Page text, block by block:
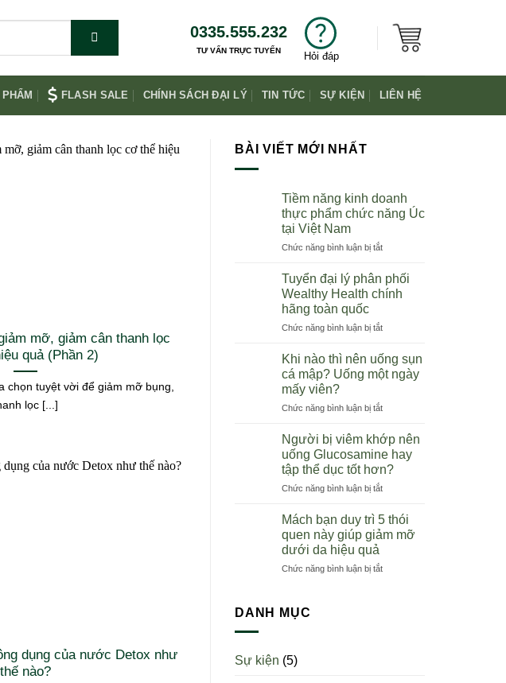
0335.555.232
TƯ VẤN TRỰC TUYẾN Hỏi đáp
FLASH SALE CHÍNH SÁCH ĐẠI LÝ TIN TỨC SỰ KIỆN LIÊN HỆ
mỡ, giảm cân thanh lọc
quả (Phần 2)
chọn tuyệt vời để giảm mỡ bụng,
lọc [...]
dụng của nước Detox như
thế nào?
BÀI VIẾT MỚI NHẤT
Tiềm năng kinh doanh
thực phẩm chức năng Úc
tại Việt Nam
Chức năng bình luận bị tắtở
năng
kinh
doanh
phẩm
năng
Úc
tại
Nam
Tuyển đại lý phân phối
Wealthy Health chính
hãng toàn quốc
Chức năng bình luận bị tắtở
đại
lý
phân
Wealthy
chính
hãng
toàn
quốc
Khi nào thì nên uống sụn
cá mập? Uống một ngày
mấy viên?
Chức năng bình luận bị tắtở
nào
thì
nên
uống
sụn
mập?
một
mấy
Người bị viêm khớp nên
uống Glucosamine hay
tập thể dục tốt hơn?
Chức năng bình luận bị tắtở
bị
khớp
uống
Mách bạn duy trì 5 thói
quen này giúp giảm mỡ
dưới da hiệu quả
Chức năng bình luận bị tắtở
DANH MỤC
Sự kiện (5)